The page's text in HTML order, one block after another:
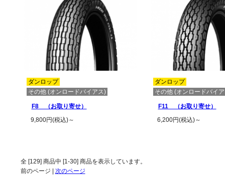
ダンロップ
その他 (オンロードバイアス)
F8 （お取り寄せ）
9,800円(税込)～
ダンロップ
その他 (オンロードバイ
F11 （お取り寄せ）
6,200円(税込)～
全 [129] 商品中 [1-30] 商品を表示しています。
前のページ |
次のページ